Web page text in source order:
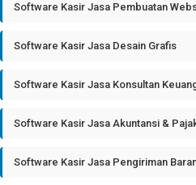
Software Kasir Jasa Pembuatan
Software Kasir Jasa Desain Grafis
Software Kasir Jasa Konsultan
Software Kasir Jasa Akuntansi &
Software Kasir Jasa Pengiriman